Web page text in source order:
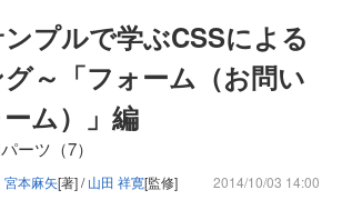
プルで学ぶCSSによる
～「フォーム（お問い
ム）」編
ーツ（7）
本麻矢[著] /山田 祥寛[監修] 2014/10/03 14:00